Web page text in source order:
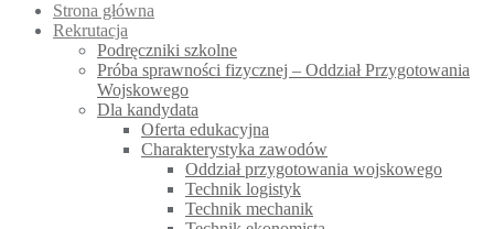
Strona główna
Rekrutacja
Podręczniki szkolne
Próba sprawności fizycznej – Oddział Przygotowania
Wojskowego
Dla kandydata
Oferta edukacyjna
Charakterystyka zawodów
Oddział przygotowania wojskowego
Technik logistyk
Technik mechanik